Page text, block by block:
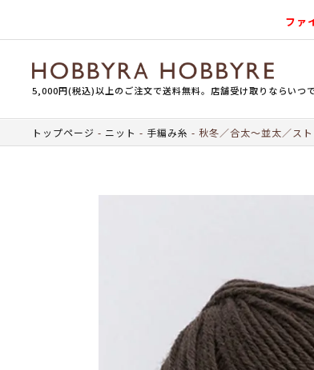
ファ
5,000円(税込)以上のご注文で送料無料。店舗受け取りならいつ
トップページ ニット 手編み糸 秋冬／合太～並太／ス